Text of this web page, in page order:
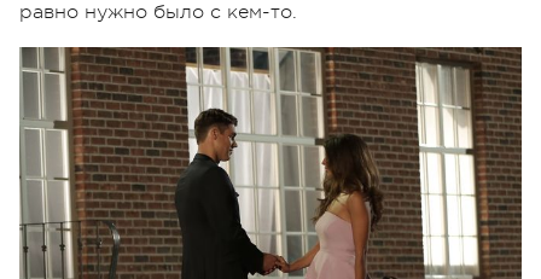
равно нужно было с кем-то.